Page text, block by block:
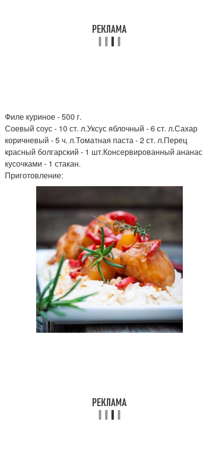
Филе куриное - 500 г.
Соевый соус - 10 ст. л.Уксус яблочный - 6 ст. л.Сахар
коричневый - 5 ч. л.Томатная паста - 2 ст. л.Перец
красный болгарский - 1 шт.Консервированный ананас
кусочками - 1 стакан.
Приготовление: